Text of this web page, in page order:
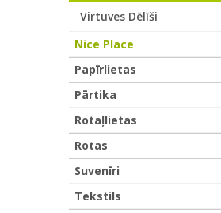
Virtuves Dēlīši
Nice Place
Papīrlietas
Pārtika
Rotaļlietas
Rotas
Suvenīri
Tekstils